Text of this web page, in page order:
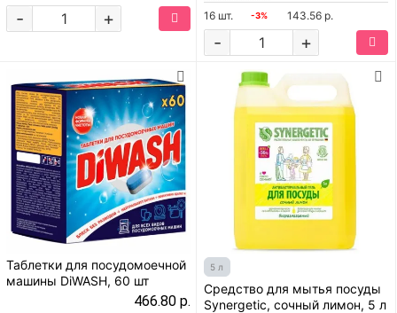
+
-
16 шт.
-3% 143.56 р.
+
-
Таблетки для посудомоечной
машины DiWASH, 60 шт
466.80 р.
5 л
Средство для мытья посуды
Synergetic, сочный лимон, 5 л